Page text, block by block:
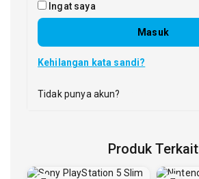
Ingat saya
Masuk
Kehilangan kata sandi?
Tidak punya akun?
Produk Terkait